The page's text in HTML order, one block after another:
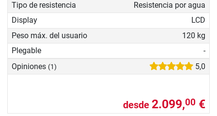
Tipo de resistencia
Resistencia por agua
Display
LCD
Peso máx. del usuario
120 kg
Plegable
-
Opiniones (1) 5,0
desde 2.099,00 €